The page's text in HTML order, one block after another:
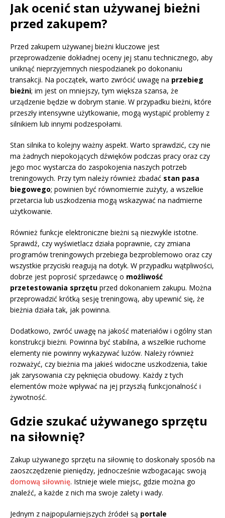
Jak ocenić stan używanej bieżni
przed zakupem?
Przed zakupem używanej bieżni kluczowe jest
przeprowadzenie dokładnej oceny jej stanu technicznego, aby
uniknąć nieprzyjemnych niespodzianek po dokonaniu
transakcji. Na początek, warto zwrócić uwagę na przebieg
bieżni; im jest on mniejszy, tym większa szansa, że
urządzenie będzie w dobrym stanie. W przypadku bieżni, które
przeszły intensywne użytkowanie, mogą wystąpić problemy z
silnikiem lub innymi podzespołami.
Stan silnika to kolejny ważny aspekt. Warto sprawdzić, czy nie
ma żadnych niepokojących dźwięków podczas pracy oraz czy
jego moc wystarcza do zaspokojenia naszych potrzeb
treningowych. Przy tym należy również zbadać stan pasa
biegowego; powinien być równomiernie zużyty, a wszelkie
przetarcia lub uszkodzenia mogą wskazywać na nadmierne
użytkowanie.
Również funkcje elektroniczne bieżni są niezwykle istotne.
Sprawdź, czy wyświetlacz działa poprawnie, czy zmiana
programów treningowych przebiega bezproblemowo oraz czy
wszystkie przyciski reagują na dotyk. W przypadku wątpliwości,
dobrze jest poprosić sprzedawcę o możliwość
przetestowania sprzętu przed dokonaniem zakupu. Można
przeprowadzić krótką sesję treningową, aby upewnić się, że
bieżnia działa tak, jak powinna.
Dodatkowo, zwróć uwagę na jakość materiałów i ogólny stan
konstrukcji bieżni. Powinna być stabilna, a wszelkie ruchome
elementy nie powinny wykazywać luzów. Należy również
rozważyć, czy bieżnia ma jakieś widoczne uszkodzenia, takie
jak zarysowania czy pęknięcia obudowy. Każdy z tych
elementów może wpływać na jej przyszłą funkcjonalność i
żywotność.
Gdzie szukać używanego sprzętu
na siłownię?
Zakup używanego sprzętu na siłownię to doskonały sposób na
zaoszczędzenie pieniędzy, jednocześnie wzbogacając swoją
domową siłownię. Istnieje wiele miejsc, gdzie można go
znaleźć, a każde z nich ma swoje zalety i wady.
Jednym z najpopularniejszych źródeł są portale